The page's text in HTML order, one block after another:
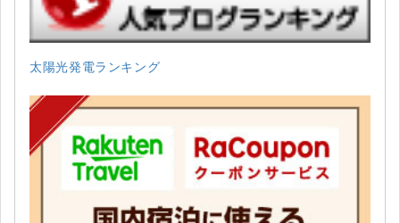
太陽光発電ランキング